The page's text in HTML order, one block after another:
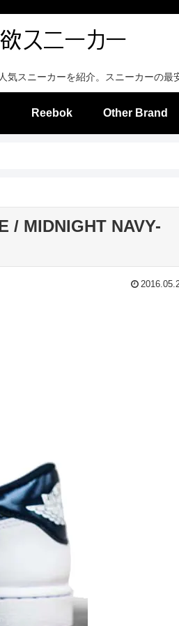
スニーカーを紹介。スニーカーの
Reebok Other Brand
/ MIDNIGHT NAVY-